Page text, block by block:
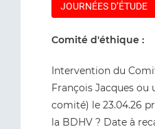
JOURNÉES D’ÉTUDE
Comité d'éthique :
Intervention du
François Jacques
comité) le 23.04.26
la BDHV ? Date à